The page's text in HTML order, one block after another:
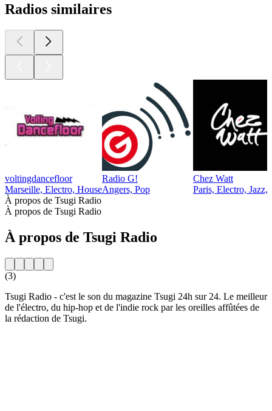
Radios similaires
voltingdancefloor
Marseille, Electro, House
Radio G!
Angers, Pop
Chez Watt
Paris, Electro,
À propos de Tsugi Radio
À propos de Tsugi Radio
À propos de Tsugi Radio
(3)
Tsugi Radio - c'est le son du magazine Tsugi 24h sur 24. Le meilleur
de l'électro, du hip-hop et de l'indie rock par les oreilles affûtées de
la rédaction de Tsugi.